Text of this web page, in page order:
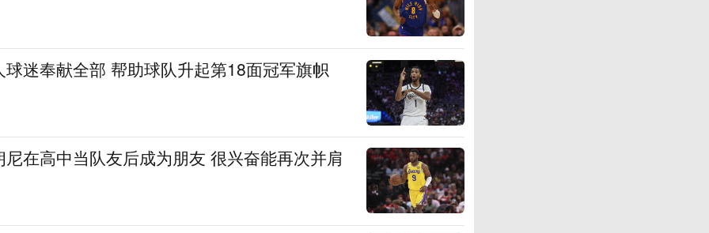
迷奉献全部 帮助球队升起第18面冠军旗帜
在高中当队友后成为朋友 很兴奋能再次并肩